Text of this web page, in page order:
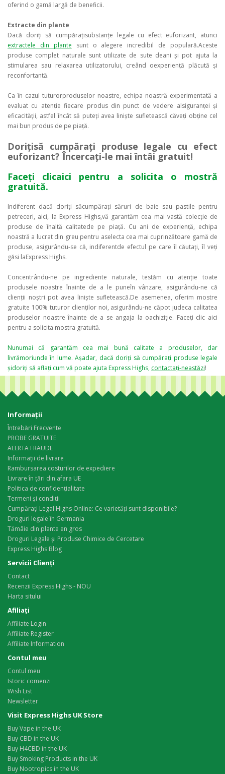
oferind o gamă largă de beneficii.
Extracte din plante
Dacă doriți să cumpărațisubstanțe legale cu efect euforizant, atunci
extractele din plante sunt o alegere incredibil de populară.Aceste
produse complet naturale sunt utilizate de sute deani și pot ajuta la
stimularea sau relaxarea utilizatorului, creând oexperiență plăcută și
reconfortantă.
Ca în cazul tuturorproduselor noastre, echipa noastră experimentată a
evaluat cu atenție fiecare produs din punct de vedere alsiguranței și
eficacității, astfel încât să puteți avea liniște sufletească căveți obține cel
mai bun produs de pe piață.
Dorițisă cumpărați produse legale cu efect
euforizant? Încercați-le mai întâi gratuit!
Faceți clicaici pentru a solicita o mostră
gratuită.
Indiferent dacă doriți săcumpărați săruri de baie sau pastile pentru
petreceri, aici, la Express Highs,vă garantăm cea mai vastă colecție de
produse de înaltă calitatede pe piață. Cu ani de experiență, echipa
noastră a lucrat din greu pentru aselecta cea mai cuprinzătoare gamă de
produse, asigurându-se că, indiferentde efectul pe care îl căutați, îl veți
găsi laExpress Highs.
Concentrându-ne pe ingrediente naturale, testăm cu atenție toate
produsele noastre înainte de a le puneîn vânzare, asigurându-ne că
clienții noștri pot avea liniște sufletească.De asemenea, oferim mostre
gratuite 100% tuturor clienților noi, asigurându-ne căpot judeca calitatea
produselor noastre înainte de a se angaja la oachiziție. Faceți clic aici
pentru a solicita mostra gratuită.
Nunumai că garantăm cea mai bună calitate a produselor, dar
livrămoriunde în lume. Așadar, dacă doriți să cumpărați produse legale
șidoriți să aflați cum vă poate ajuta Express Highs, contactați-neastăzi!
Informaţii
Întrebări Frecvente
PROBE GRATUITE
ALERTA FRAUDE
Informații de livrare
Rambursarea costurilor de expediere
Livrare în țări din afara UE
Politica de confidențialitate
Termeni și condiții
Cumpărați Legal Highs Online: Ce varietăți sunt disponibile?
Droguri legale în Germania
Tămâie din plante en gros
Droguri Legale și Produse Chimice de Cercetare
Express Highs Blog
Servicii Clienţi
Contact
Recenzii Express Highs - NOU
Harta sitului
Afiliaţi
Affiliate Login
Affiliate Register
Affiliate Information
Contul meu
Contul meu
Istoric comenzi
Wish List
Newsletter
Visit Express Highs UK Store
Buy Vape in the UK
Buy CBD in the UK
Buy H4CBD in the UK
Buy Smoking Products in the UK
Buy Nootropics in the UK